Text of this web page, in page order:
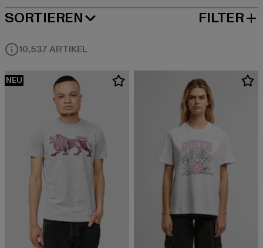
SORTIEREN
NEUESTE FILTER
10,537 ARTIKEL
NEU